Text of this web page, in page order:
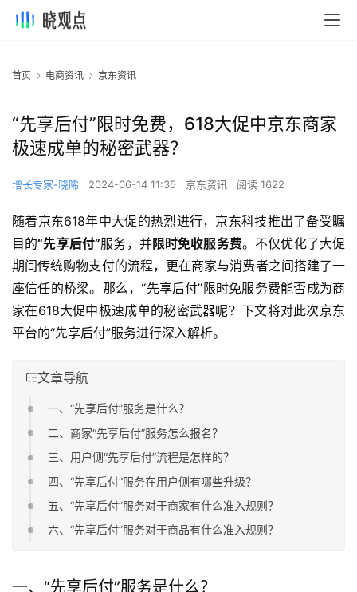
首页 电商资讯 京东资讯
“先享后付”限时免费，618大促中京东商家
极速成单的秘密武器？
增长专家-晓晞 2024-06-14 11:35 京东资讯 阅读 1622
随着京东618年中大促的热烈进行，京东科技推出了备受瞩
目的“先享后付”服务，并限时免收服务费。不仅优化了大促
期间传统购物支付的流程，更在商家与消费者之间搭建了一
座信任的桥梁。那么，“先享后付”限时免服务费能否成为商
家在618大促中极速成单的秘密武器呢？下文将对此次京东
平台的“先享后付”服务进行深入解析。
文章导航
一、“先享后付”服务是什么？
二、商家“先享后付”服务怎么报名？
三、用户侧“先享后付”流程是怎样的？
四、“先享后付”服务在用户侧有哪些升级？
五、“先享后付”服务对于商家有什么准入规则？
六、“先享后付”服务对于商品有什么准入规则？
一、“先享后付”服务是什么？